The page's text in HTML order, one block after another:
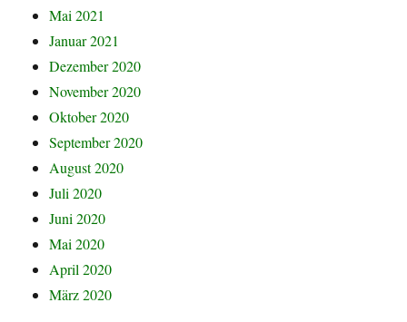
Mai 2021
Januar 2021
Dezember 2020
November 2020
Oktober 2020
September 2020
August 2020
Juli 2020
Juni 2020
Mai 2020
April 2020
März 2020